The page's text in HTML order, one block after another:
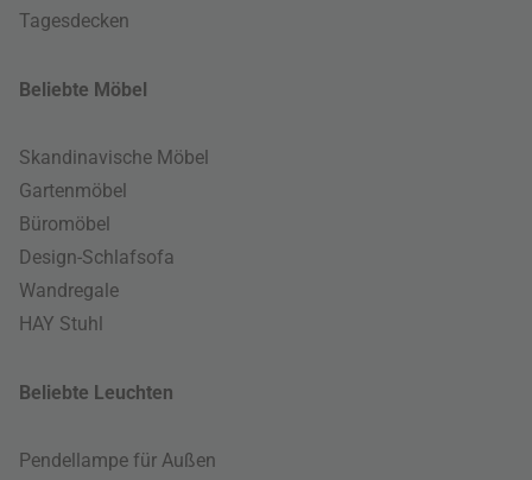
Tagesdecken
Beliebte Möbel
Skandinavische Möbel
Gartenmöbel
Büromöbel
Design-Schlafsofa
Wandregale
HAY Stuhl
Beliebte Leuchten
Pendellampe für Außen